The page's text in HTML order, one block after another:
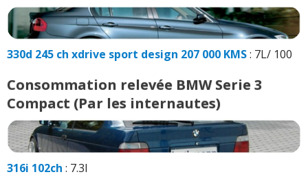
330d 245 ch xdrive sport design 207 000 KMS: 7L/ 100
Consommation relevée BMW Serie 3
Compact (Par les internautes)
316i 102ch : 7.3l